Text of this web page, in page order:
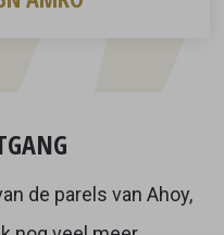
de parels van Ahoy,